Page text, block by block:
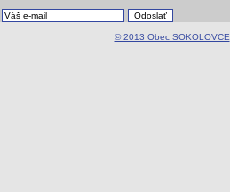
© 2013 Obec SOKOLOVCE